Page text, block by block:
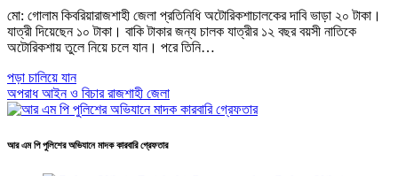
মো: গোলাম কিবরিয়ারাজশাহী জেলা প্রতিনিধি অটোরিকশাচালকের দাবি ভাড়া ২০ টাকা।
যাত্রী দিয়েছেন ১০ টাকা। বাকি টাকার জন্য চালক যাত্রীর ১২ বছর বয়সী নাতিকে
অটোরিকশায় তুলে নিয়ে চলে যান। পরে তিনি…
পড়া চালিয়ে যান
অপরাধআইন ও বিচাররাজশাহী জেলা
আর এম পি পুলিশের অভিযানে মাদক কারবারি গ্রেফতার